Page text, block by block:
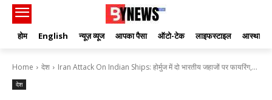
होम English न्यूज़ व्यूज आपका पैसा ऑटो-टेक लाइफस्टाइल आस्था
Home देश Iran Attack On Indian Ships: होर्मुज में दो भारतीय जहाजों पर फायरिंग,...
देश